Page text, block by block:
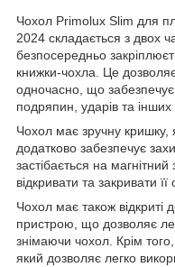
Чохол Primolux Slim для
2024 складається з двох
безпосередньо
книжки-чохла. Це
одночасно, що
подряпин, ударів та
Чохол має зручну
додатково забезпечує
застібається на
відкривати та закривати
Чохол має також відкриті
пристрою, що дозволяє
знімаючи чохол. Крім
який дозволяє легко